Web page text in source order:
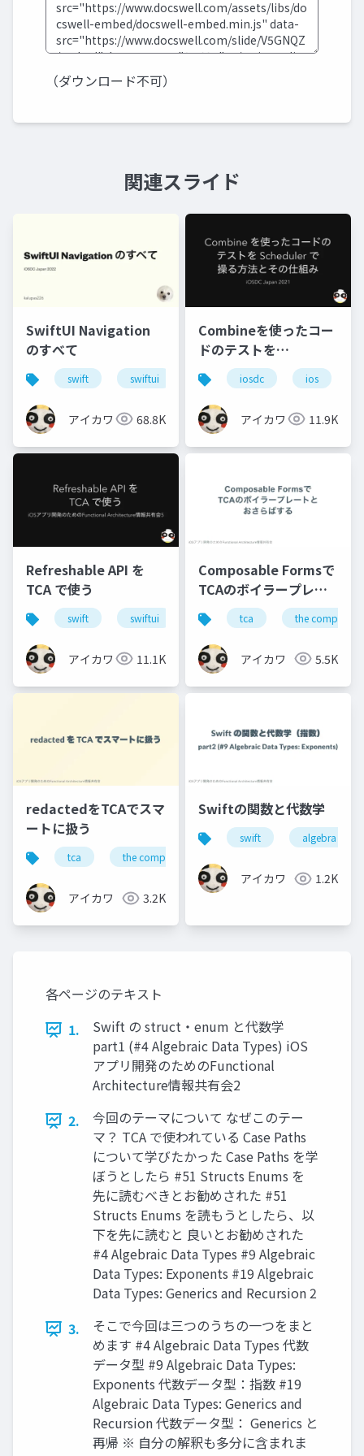
（ダウンロード不可）
関連スライド
SwiftUI Navigation
のすべて
swift swiftui swiftui-navigation
アイカワ 68.8K
Combineを使ったコー
ドのテストを
Schedulerで操る方法
とその仕組み
iosdc ios
アイカワ 11.9K
Refreshable API を
TCA で使う
swift swiftui the composable architecture
アイカワ 11.1K
Composable Formsで
TCAのボイラープレー
トとおさらばする
tca the
アイカワ 5.5K
redactedをTCAでスマ
ートに扱う
tca the composable architecture
アイカワ 3.2K
Swiftの関数と代数学
swift algebra
アイカワ 1.2K
各ページのテキスト
1.
Swift の struct・enum と代数学
part1 (#4 Algebraic Data Types) iOS
アプリ開発のためのFunctional
Architecture情報共有会2
2.
今回のテーマについて なぜこのテー
マ？ TCA で使われている Case Paths
について学びたかった Case Paths を学
ぼうとしたら #51 Structs Enums を
先に読むべきとお勧めされた #51
Structs Enums を読もうとしたら、以
下を先に読むと 良いとお勧めされた
#4 Algebraic Data Types #9 Algebraic
Data Types: Exponents #19 Algebraic
Data Types: Generics and Recursion 2
3.
そこで今回は三つのうちの⼀つをまと
めます #4 Algebraic Data Types 代数
データ型 #9 Algebraic Data Types:
Exponents 代数データ型：指数 #19
Algebraic Data Types: Generics and
Recursion 代数データ型： Generics と
再帰 ※ ⾃分の解釈も多分に含まれま